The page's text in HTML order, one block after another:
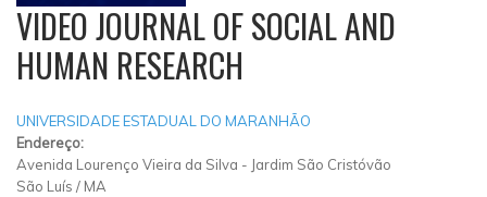
VIDEO JOURNAL OF SOCIAL AND
HUMAN RESEARCH
UNIVERSIDADE ESTADUAL DO MARANHÃO
Endereço:
Avenida Lourenço Vieira da Silva - Jardim São Cristóvão
São Luís / MA